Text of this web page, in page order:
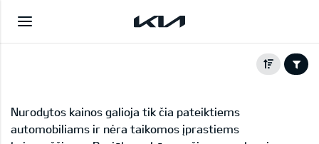
Nurodytos kainos galioja tik čia pateiktiems
automobiliams ir nėra taikomos įprastiems